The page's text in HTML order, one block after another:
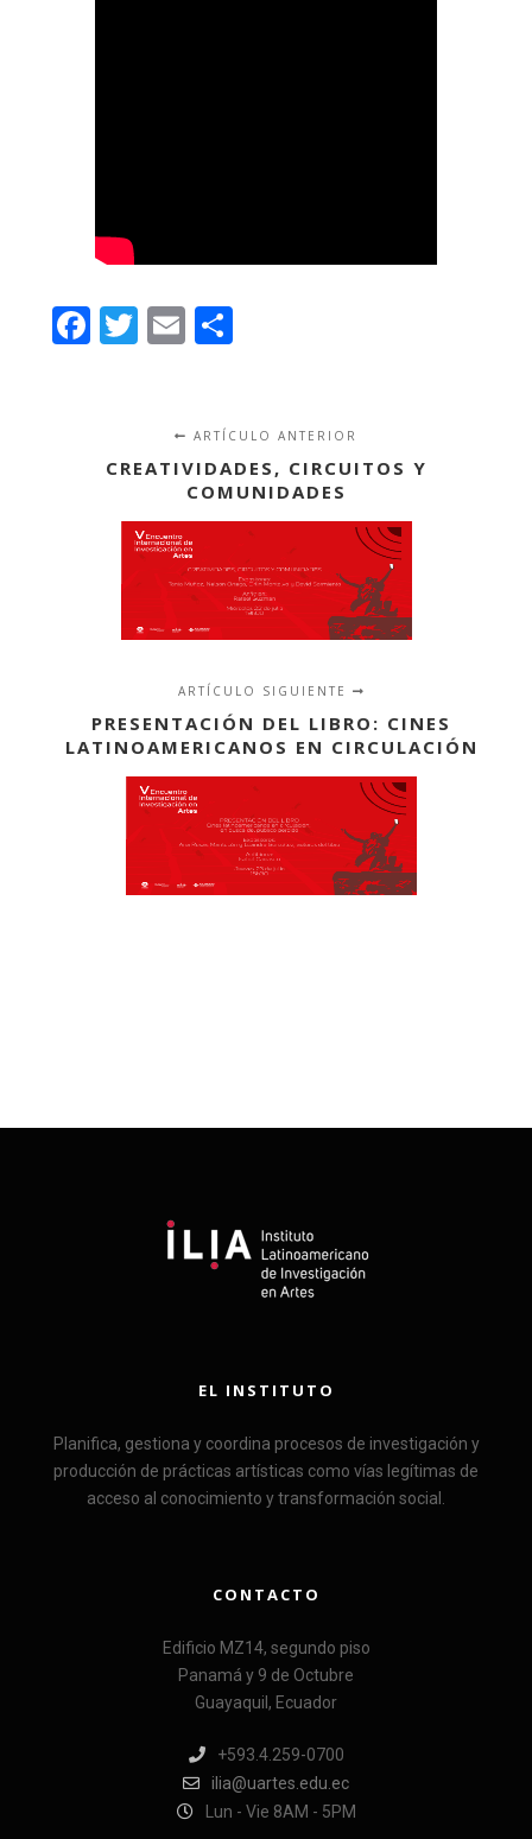
Facebook
Twitter
Email
ARTÍCULO ANTERIOR
CREATIVIDADES, CIRCUITOS Y
COMUNIDADES
ARTÍCULO SIGUIENTE
PRESENTACIÓN DEL LIBRO: CINES
LATINOAMERICANOS EN CIRCULACIÓN
EL INSTITUTO
Planifica, gestiona y coordina procesos de investigación y
producción de prácticas artísticas como vías legítimas de
acceso al conocimiento y transformación social.
CONTACTO
Edificio MZ14, segundo piso
Panamá y 9 de Octubre
Guayaquil, Ecuador
+593.4.259-0700
ilia@uartes.edu.ec
Lun - Vie 8AM - 5PM